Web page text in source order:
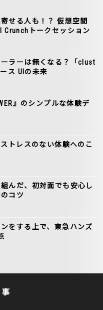
せる人も！？ 仮想空間
Crunchトークセッション
ラーは無くなる？「clust
ス UIの未来
』のシンプルな体験デ
トレスのない体験へのこ
んだ、初対面でも安心し
コツ
をする上で、東急ハンズ